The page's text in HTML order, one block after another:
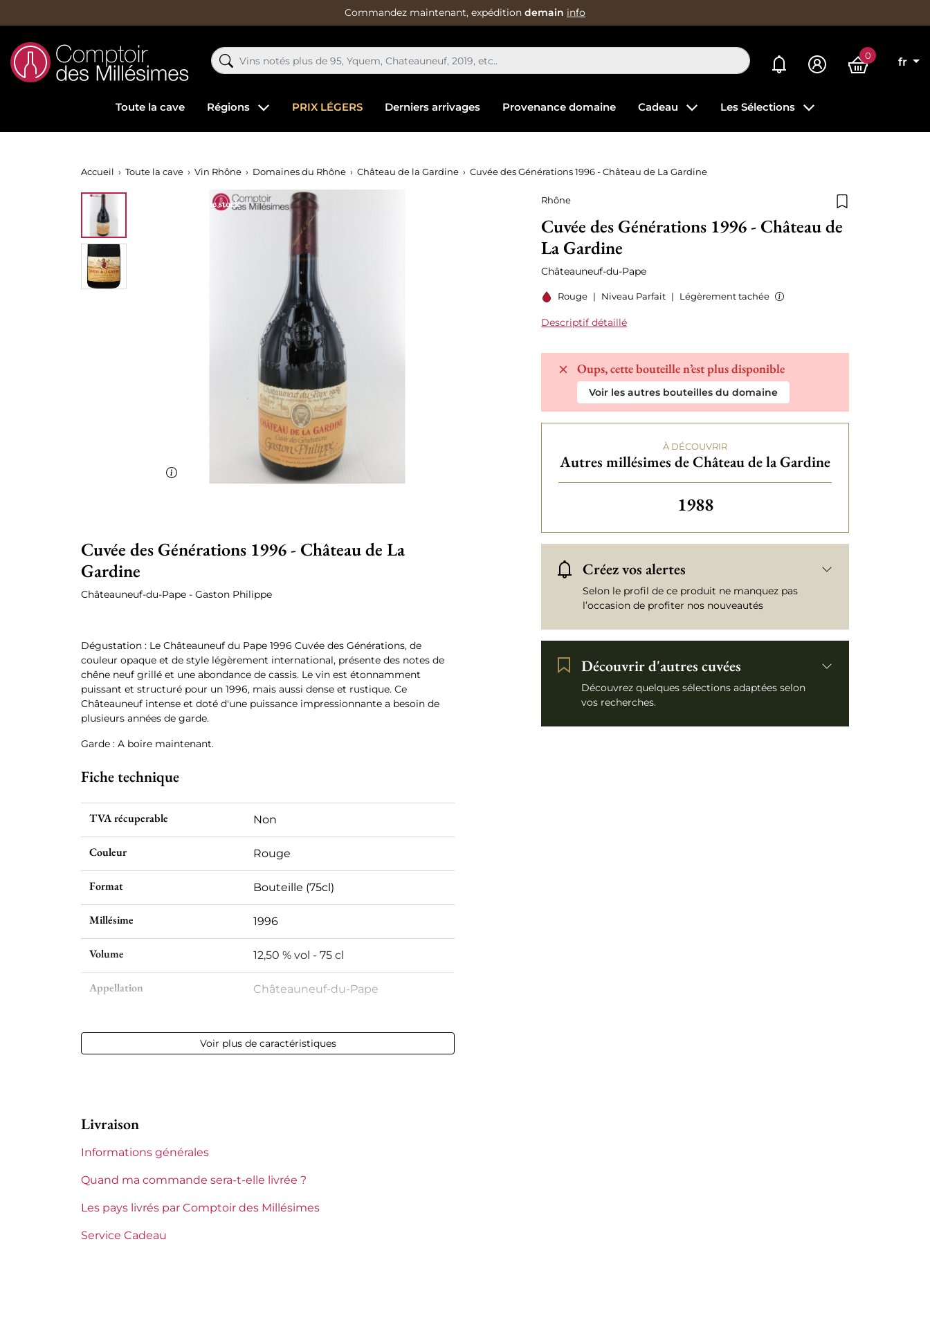
Commandez maintenant, expédition demain info
Mes alertes 0
fr
Toute la cave Régions PRIX LÉGERS Derniers arrivages Provenance domaine Cadeau Les Sélections
Accueil Toute la cave Vin Rhône Domaines du Rhône Château de la Gardine Cuvée des Générations 1996 - Château de La Gardine
Rhône
Cuvée des Générations 1996 - Château de
La Gardine
Châteauneuf-du-Pape
Rouge | Niveau Parfait | Légèrement tachée
Descriptif détaillé
Oups, cette bouteille n’est plus disponible
Voir les autres bouteilles du domaine
À DÉCOUVRIR
Autres millésimes de Château de la Gardine
Autres millésimes de Château de
1988
Créez vos alertes
Selon le profil de ce produit ne manquez pas
l’occasion de profiter nos nouveautés
Découvrir d'autres cuvées
Découvrez quelques sélections adaptées selon
vos recherches.
Rupture de stock
Cuvée des Générations 1996 - Château de La
Gardine
Châteauneuf-du-Pape - Gaston Philippe
Dégustation : Le Châteauneuf du Pape 1996 Cuvée des Générations, de
couleur opaque et de style légèrement international, présente des notes de
chêne neuf grillé et une abondance de cassis. Le vin est étonnamment
puissant et structuré pour un 1996, mais aussi dense et rustique. Ce
Châteauneuf intense et doté d'une puissance impressionnante a besoin de
plusieurs années de garde.
Garde : A boire maintenant.
Fiche technique
TVA récuperable Non
Couleur Rouge
Format Bouteille (75cl)
Millésime 1996
Volume 12,50 % vol - 75 cl
Appellation Châteauneuf-du-Pape
Etiquette Légèrement tachée
Domaines du Rhône
Tranche de prix
Voir plus de caractéristiques
Livraison
Informations générales
Quand ma commande sera-t-elle livrée ?
Les pays livrés par Comptoir des Millésimes
Service Cadeau